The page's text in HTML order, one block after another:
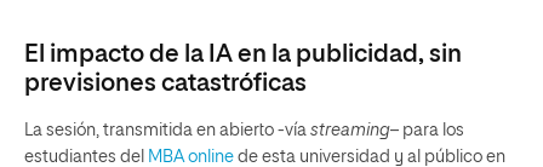
El impacto de la IA en la publicidad, sin
previsiones catastróficas
La sesión, transmitida en abierto -vía streaming– para los
estudiantes del MBA online de esta universidad y al público en